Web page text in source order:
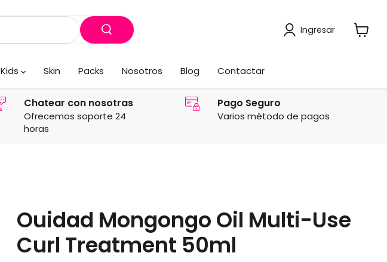
Ingresar
Kids Skin Packs Nosotros Blog Contactar
Chatear con nosotras
Ofrecemos soporte 24
horas
Pago Seguro
Varios método de pagos
Ouidad Mongongo Oil Multi-Use
Curl Treatment 50ml